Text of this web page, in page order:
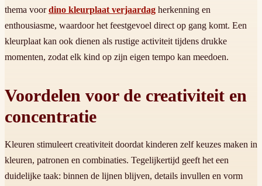
thema voordino kleurplaat verjaardag herkenning en
enthousiasme, waardoor het feestgevoel direct op gang komt. Een
kleurplaat kan ook dienen als rustige activiteit tijdens drukke
momenten, zodat elk kind op zijn eigen tempo kan meedoen.
Voordelen voor de creativiteit en
concentratie
Kleuren stimuleert creativiteit doordat kinderen zelf keuzes maken in
kleuren, patronen en combinaties. Tegelijkertijd geeft het een
duidelijke taak: binnen de lijnen blijven, details invullen en vorm